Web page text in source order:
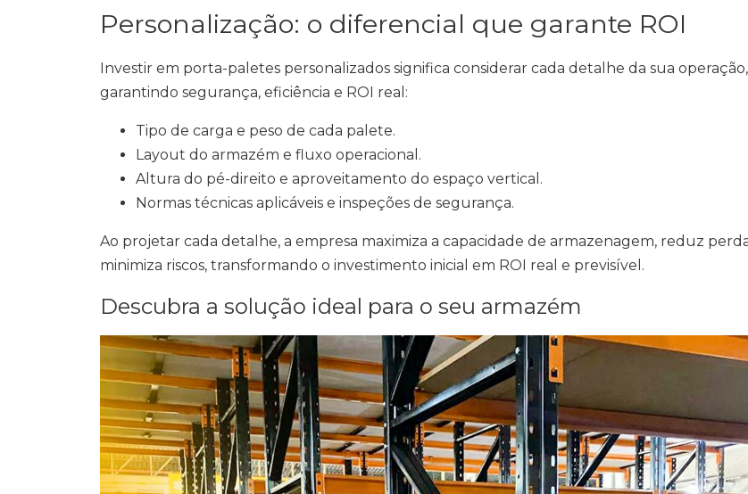
Personalização: o diferencial que garante ROI
Investir em porta-paletes personalizados significa considerar cada detalhe da sua operação,
garantindo segurança, eficiência e ROI real:
Tipo de carga e peso de cada palete.
Layout do armazém e fluxo operacional.
Altura do pé-direito e aproveitamento do espaço vertical.
Normas técnicas aplicáveis e inspeções de segurança.
Ao projetar cada detalhe, a empresa maximiza a capacidade de armazenagem, reduz
minimiza riscos, transformando o investimento inicial em ROI real e previsível.
Descubra a solução ideal para o seu armazém